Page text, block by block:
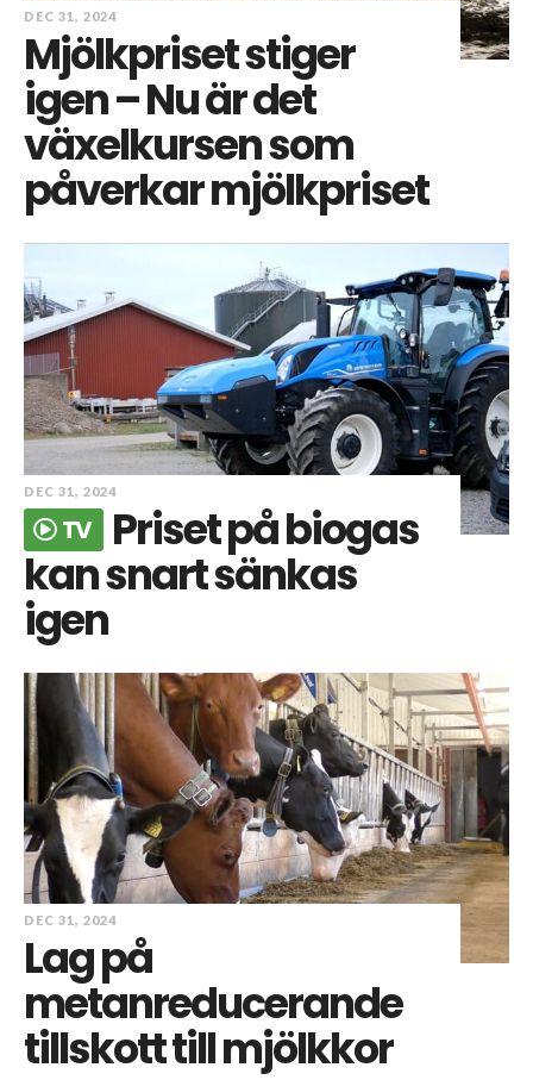
DEC 31, 2024
Mjölkpriset stiger
igen – Nu är det
växelkursen som
påverkar mjölkpriset
DEC 31, 2024
TV Priset på biogas
kan snart sänkas
igen
DEC 31, 2024
Lag på
metanreducerande
tillskott till mjölkkor